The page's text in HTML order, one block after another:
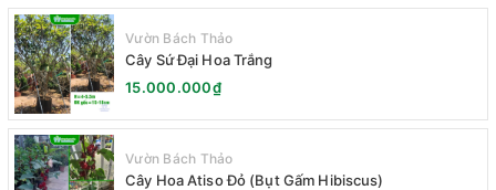
Vườn Bách Thảo
Cây Sứ Đại Hoa Trắng
15.000.000₫
Vườn Bách Thảo
Cây Hoa Atiso Đỏ (Bụt Gấm Hibiscus)